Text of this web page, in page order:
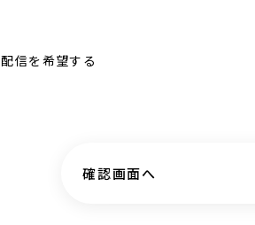
配信を希望する
確認画面へ